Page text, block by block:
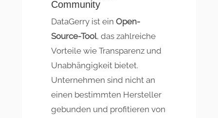
Community
DataGerry ist ein Open-
Source-Tool, das zahlreiche
Vorteile wie Transparenz und
Unabhängigkeit bietet.
Unternehmen sind nicht an
einen bestimmten Hersteller
gebunden und profitieren von